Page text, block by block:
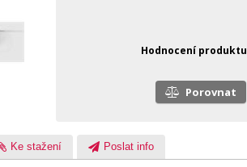
Hodnocení produktu
Porovnat
Ke stažení Poslat info